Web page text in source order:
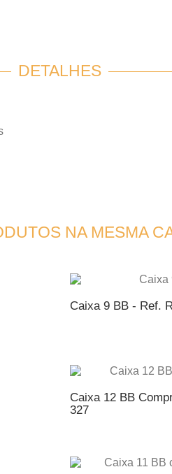
DETALHES
NA MESMA
Caixa 9 BB - Ref.
Caixa 12 BB
327